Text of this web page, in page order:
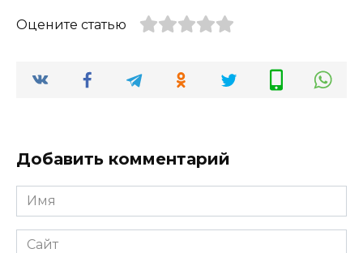
Оцените статью
Добавить комментарий
Имя
*
Сайт